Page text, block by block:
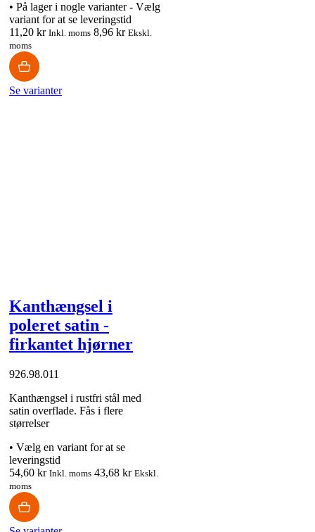
• På lager i nogle varianter - Vælg
variant for at se leveringstid
11,20 kr Inkl. moms 8,96 kr Ekskl.
moms
Se varianter
Kanthængsel i
poleret satin -
firkantet hjørner
926.98.011
Kanthængsel i rustfri stål med
satin overflade. Fås i flere
størrelser
• Vælg en variant for at se
leveringstid
54,60 kr Inkl. moms 43,68 kr Ekskl.
moms